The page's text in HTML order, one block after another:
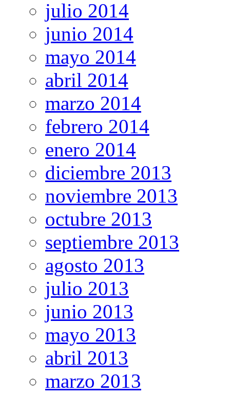
julio 2014
junio 2014
mayo 2014
abril 2014
marzo 2014
febrero 2014
enero 2014
diciembre 2013
noviembre 2013
octubre 2013
septiembre 2013
agosto 2013
julio 2013
junio 2013
mayo 2013
abril 2013
marzo 2013